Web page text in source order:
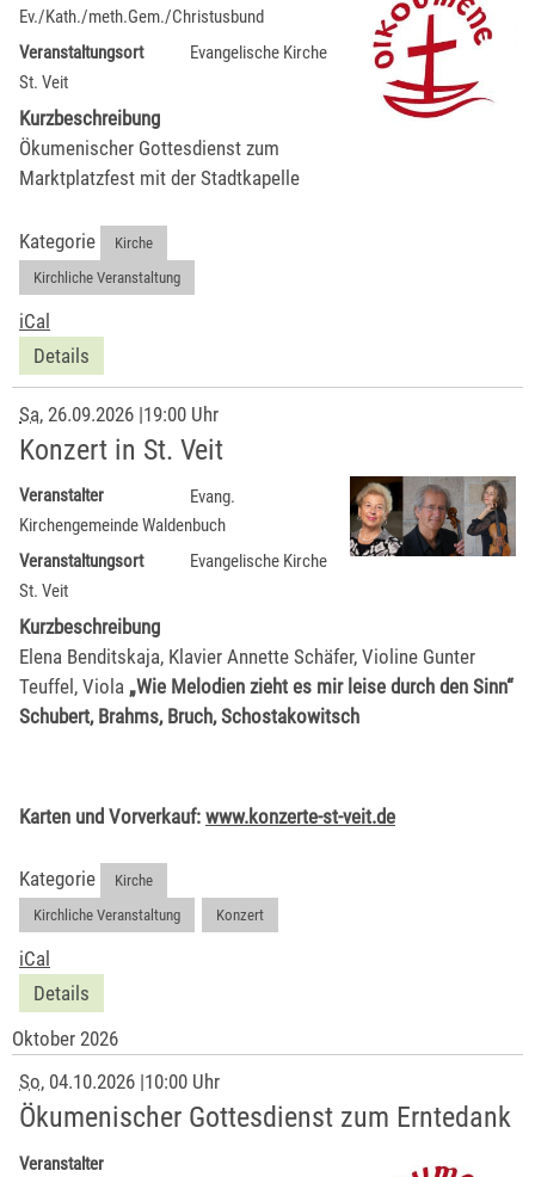
Ev./Kath./meth.Gem./Christusbund
Veranstaltungsort
Evangelische Kirche
St. Veit
Kurzbeschreibung
Ökumenischer Gottesdienst zum
Marktplatzfest mit der Stadtkapelle
Kategorie Kirche
Kirchliche Veranstaltung
iCal
Details
Sa, 26.09.2026 |19:00 Uhr
Konzert in St. Veit
Veranstalter
Evang.
Kirchengemeinde Waldenbuch
Veranstaltungsort
Evangelische Kirche
St. Veit
Kurzbeschreibung
Elena Benditskaja, Klavier Annette Schäfer, Violine Gunter
Teuffel, Viola „Wie Melodien zieht es mir leise durch den Sinn“
Schubert, Brahms, Bruch, Schostakowitsch
Karten und Vorverkauf: www.konzerte-st-veit.de
Kategorie Kirche
Kirchliche Veranstaltung
Konzert
iCal
Details
Oktober 2026
So, 04.10.2026 |10:00 Uhr
Ökumenischer Gottesdienst zum Erntedank
Veranstalter